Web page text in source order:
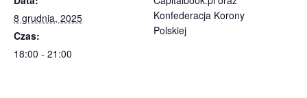
8 grudnia, 2025
Czas:
18:00 - 21:00
Konfederacja Korony
Polskiej